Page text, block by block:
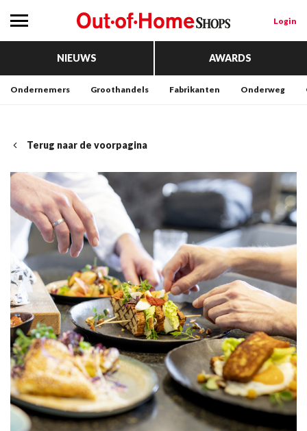
Login
NIEUWS AWARDS
Ondernemers Groothandels Fabrikanten Onderweg
Terug naar de voorpagina